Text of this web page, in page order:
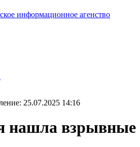
25.07.2025 14:16
взрывные